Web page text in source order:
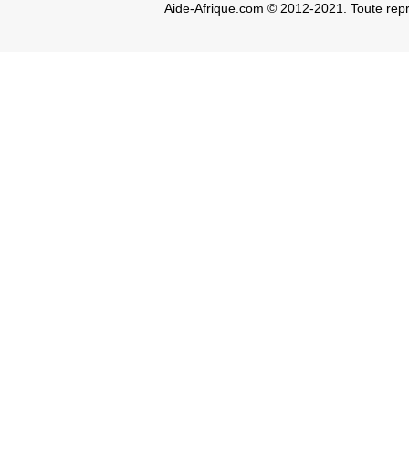
Aide-Afrique.com © 2012-2021. Toute